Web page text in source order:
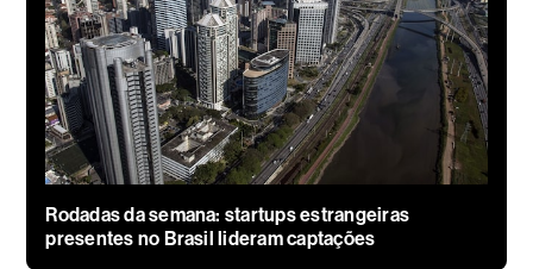
Rodadas da semana: startups estrangeiras
presentes no Brasil lideram captações